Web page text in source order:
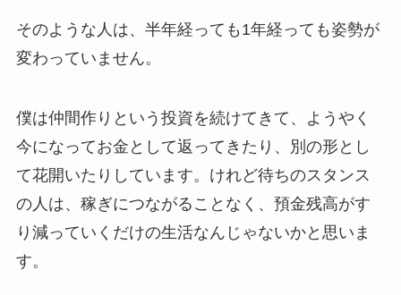
そのような人は、半年経っても1年経っても姿勢が
変わっていません。
僕は仲間作りという投資を続けてきて、ようやく
今になってお金として返ってきたり、別の形とし
て花開いたりしています。けれど待ちのスタンス
の人は、稼ぎにつながることなく、預金残高がす
り減っていくだけの生活なんじゃないかと思いま
す。